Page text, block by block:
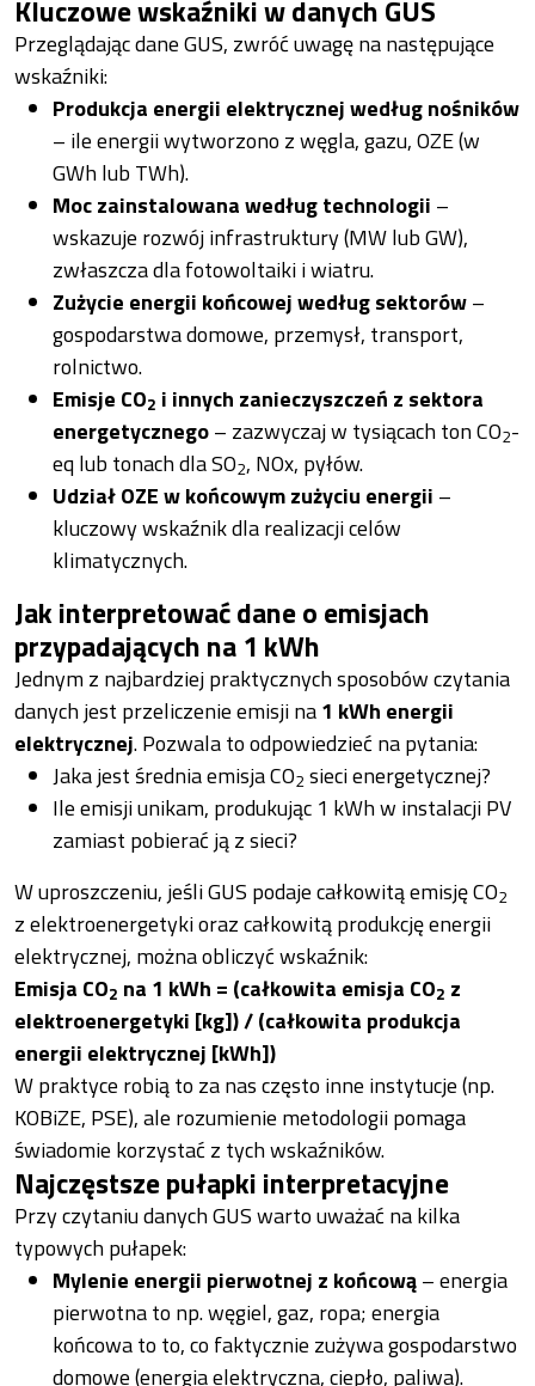
Kluczowe wskaźniki w danych GUS
Przeglądając dane GUS, zwróć uwagę na następujące
wskaźniki:
Produkcja energii elektrycznej według nośników
– ile energii wytworzono z węgla, gazu, OZE (w
GWh lub TWh).
Moc zainstalowana według technologii –
wskazuje rozwój infrastruktury (MW lub GW),
zwłaszcza dla fotowoltaiki i wiatru.
Zużycie energii końcowej według sektorów–
gospodarstwa domowe, przemysł, transport,
rolnictwo.
Emisje CO2 i innych zanieczyszczeń z sektora
energetycznego– zazwyczaj w tysiącach ton CO2-
eq lub tonach dla SO2, NOx, pyłów.
Udział OZE w końcowym zużyciu energii –
kluczowy wskaźnik dla realizacji celów
klimatycznych.
Jak interpretować dane o emisjach
przypadających na 1 kWh
Jednym z najbardziej praktycznych sposobów czytania
danych jest przeliczenie emisji na1 kWh energii
elektrycznej. Pozwala to odpowiedzieć na pytania:
Jaka jest średnia emisja CO2 sieci energetycznej?
Ile emisji unikam, produkując 1 kWh w instalacji PV
zamiast pobierać ją z sieci?
W uproszczeniu, jeśli GUS podaje całkowitą emisję CO2
z elektroenergetyki oraz całkowitą produkcję energii
elektrycznej, można obliczyć wskaźnik:
Emisja CO2 na 1 kWh = (całkowita emisja CO2 z
elektroenergetyki [kg]) / (całkowita produkcja
energii elektrycznej [kWh])
W praktyce robią to za nas często inne instytucje (np.
KOBiZE, PSE), ale rozumienie metodologii pomaga
świadomie korzystać z tych wskaźników.
Najczęstsze pułapki interpretacyjne
Przy czytaniu danych GUS warto uważać na kilka
typowych pułapek:
Mylenie energii pierwotnej z końcową– energia
pierwotna to np. węgiel, gaz, ropa; energia
końcowa to to, co faktycznie zużywa gospodarstwo
domowe (energia elektryczna, ciepło, paliwa).